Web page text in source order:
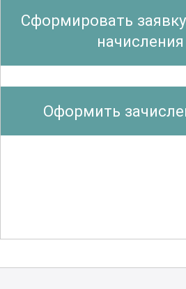
изучение
стандартов,
отрасли. Это включает
контроля. Особое
вопросам
опытным
Сформировать
Оформить